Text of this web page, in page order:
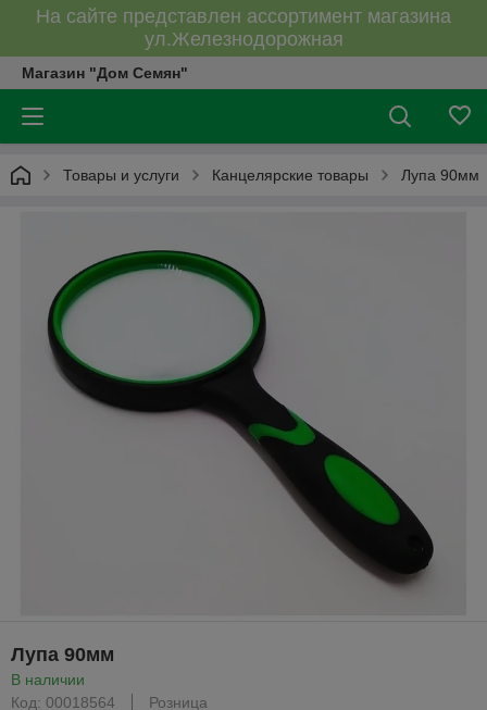
На сайте представлен ассортимент магазина
ул.Железнодорожная
Магазин "Дом Семян"
Товары и услуги Канцелярские товары Лупа 90мм
Лупа 90мм
В наличии
Код: 00018564
Розница